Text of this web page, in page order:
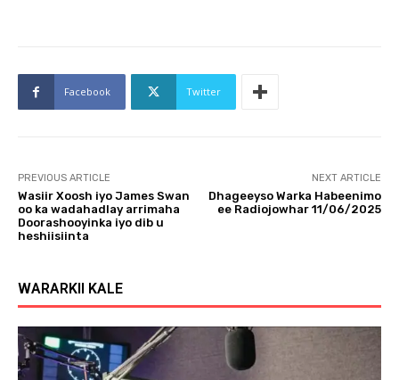
Facebook Twitter
PREVIOUS ARTICLE
Wasiir Xoosh iyo James Swan
oo ka wadahadlay arrimaha
Doorashooyinka iyo dib u
heshiisiinta
NEXT ARTICLE
Dhageeyso Warka Habeenimo
ee Radiojowhar 11/06/2025
WARARKII KALE